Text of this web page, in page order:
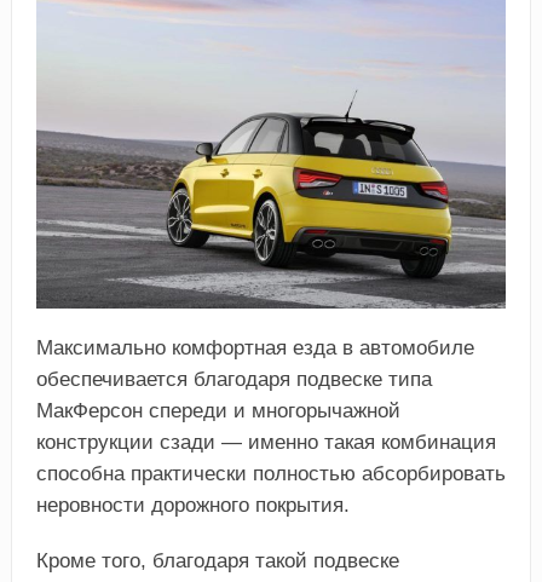
Максимально комфортная езда в автомобиле
обеспечивается благодаря подвеске типа
МакФерсон спереди и многорычажной
конструкции сзади — именно такая комбинация
способна практически полностью абсорбировать
неровности дорожного покрытия.
Кроме того, благодаря такой подвеске